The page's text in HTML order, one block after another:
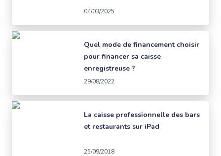
04/03/2025
Quel mode de financement choisir
pour financer sa caisse
enregistreuse ?
29/08/2022
La caisse professionnelle des bars
et restaurants sur iPad
25/09/2018